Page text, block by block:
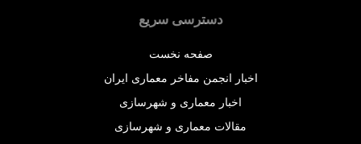
دسترسی سریع
صفحه نخست
اخبار انجمن مفاخر معماری ایران
اخبار معماری و شهرسازی
مقالات معماری و شهرسازی